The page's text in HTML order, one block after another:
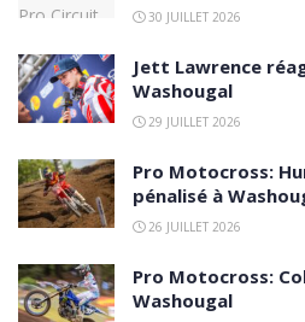
30 JUILLET 2026
Jett Lawrence
Washougal
29 JUILLET 2026
Pro Motocross:
pénalisé à
26 JUILLET 2026
Pro Motocross:
Washougal